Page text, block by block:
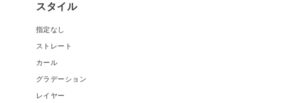
スタイル
指定なし
ストレート
カール
グラデーション
レイヤー